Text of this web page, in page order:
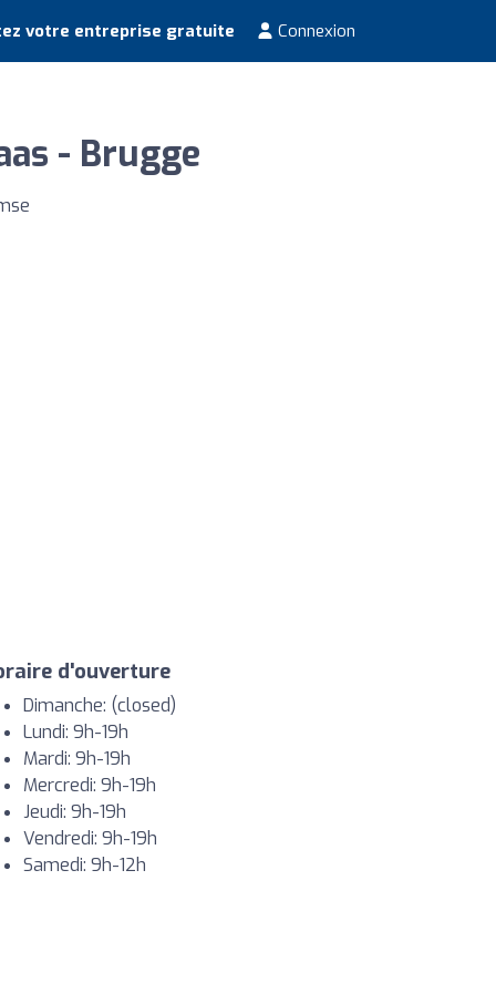
votre entreprise gratuite Connexion
- Brugge
d'ouverture
Dimanche: (closed)
Lundi: 9h-19h
Mardi: 9h-19h
Mercredi: 9h-19h
Jeudi: 9h-19h
Vendredi: 9h-19h
Samedi: 9h-12h